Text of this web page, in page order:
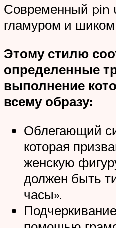
Современный pin
гламуром и
Этому стилю
определенные
выполнение
всему образу:
Облегающий
которая
женскую
должен быть
часы».